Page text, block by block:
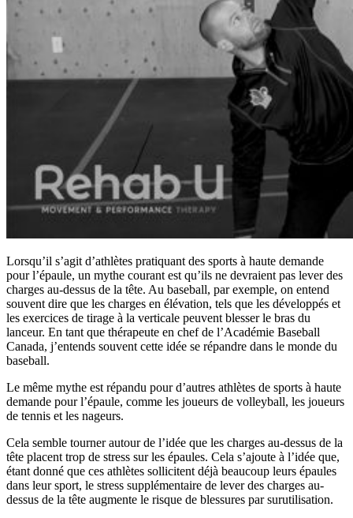
Lorsqu’il s’agit d’athlètes pratiquant des sports à haute demande
pour l’épaule, un mythe courant est qu’ils ne devraient pas lever des
charges au-dessus de la tête. Au baseball, par exemple, on entend
souvent dire que les charges en élévation, tels que les développés et
les exercices de tirage à la verticale peuvent blesser le bras du
lanceur. En tant que thérapeute en chef de l’Académie Baseball
Canada, j’entends souvent cette idée se répandre dans le monde du
baseball.
Le même mythe est répandu pour d’autres athlètes de sports à haute
demande pour l’épaule, comme les joueurs de volleyball, les joueurs
de tennis et les nageurs.
Cela semble tourner autour de l’idée que les charges au-dessus de la
tête placent trop de stress sur les épaules. Cela s’ajoute à l’idée que,
étant donné que ces athlètes sollicitent déjà beaucoup leurs épaules
dans leur sport, le stress supplémentaire de lever des charges au-
dessus de la tête augmente le risque de blessures par surutilisation.